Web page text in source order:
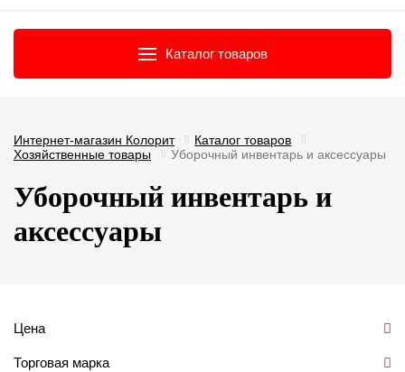
Каталог товаров
Интернет-магазин Колорит
Каталог товаров
Хозяйственные товары
Уборочный инвентарь и аксессуары
Уборочный инвентарь и
аксессуары
Цена
Торговая марка